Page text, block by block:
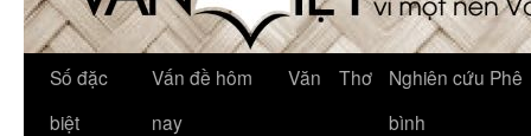
Số đặc
biệt
Vấn đề hôm
nay
Văn Thơ
Nghiên cứu Phê
bình